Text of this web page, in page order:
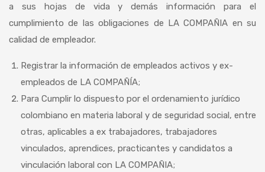
a sus hojas de vida y demás información para el
cumplimiento de las obligaciones de LA COMPAÑIA en su
calidad de empleador.
Registrar la información de empleados activos y ex-
empleados de LA COMPAÑÍA;
Para Cumplir lo dispuesto por el ordenamiento jurídico
colombiano en materia laboral y de seguridad social, entre
otras, aplicables a ex trabajadores, trabajadores
vinculados, aprendices, practicantes y candidatos a
vinculación laboral con LA COMPAÑIA;